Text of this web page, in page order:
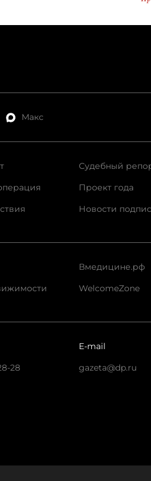
Макс
Судебный
Проект года
Новости
Вмедицине.рф
WelcomeZone
28
E-mail
gazeta@dp.ru